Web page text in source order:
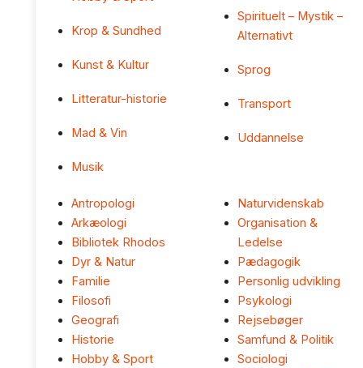
Krop & Sundhed
Kunst & Kultur
Litteratur-historie
Mad & Vin
Musik
Spirituelt – Mystik –
Alternativt
Sprog
Transport
Uddannelse
Antropologi
Arkæologi
Bibliotek Rhodos
Dyr & Natur
Familie
Filosofi
Geografi
Historie
Hobby & Sport
Naturvidenskab
Organisation &
Ledelse
Pædagogik
Personlig udvikling
Psykologi
Rejsebøger
Samfund & Politik
Sociologi